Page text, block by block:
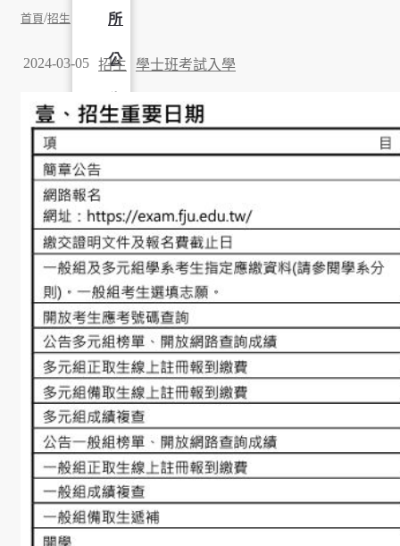
所
公
生
活
動
榮
譽
榜
獎
助
學
首頁/招生
2024-03-05 招生 學士班考試入學